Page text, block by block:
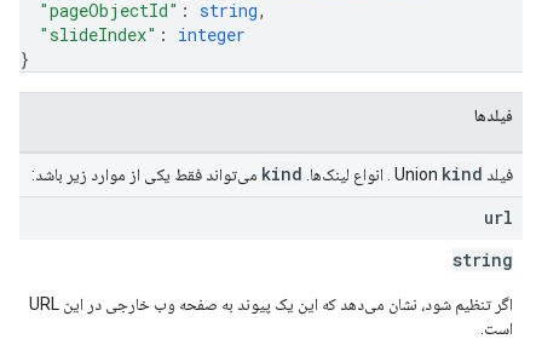
"pageObjectId" : string,
"slideIndex" : integer
}
فیلدها
فیلد Union kind . انواع لینک‌ها. kind می‌تواند فقط یکی از موارد زیر باشد:
url
string
اگر تنظیم شود، نشان می‌دهد که این یک پیوند به صفحه وب خارجی در این URL
است.